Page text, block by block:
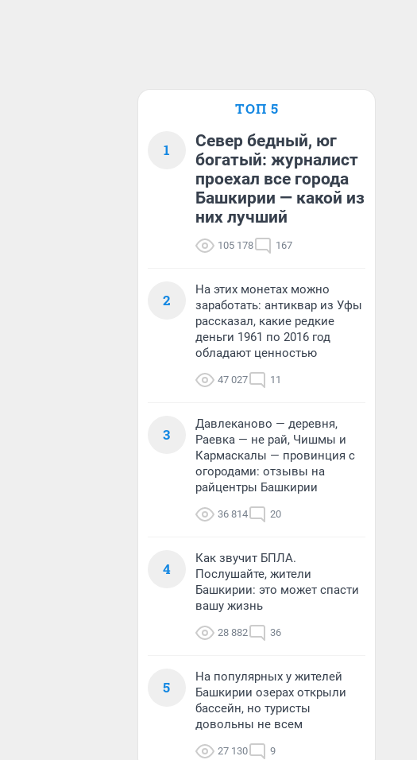
ТОП 5
1
Север бедный, юг
богатый: журналист
проехал все города
Башкирии — какой из
них лучший
105 178 167
2
На этих монетах можно
заработать: антиквар из Уфы
рассказал, какие редкие
деньги 1961 по 2016 год
обладают ценностью
47 027 11
3
Давлеканово — деревня,
Раевка — не рай, Чишмы и
Кармаскалы — провинция с
огородами: отзывы на
райцентры Башкирии
36 814 20
4
Как звучит БПЛА.
Послушайте, жители
Башкирии: это может спасти
вашу жизнь
28 882 36
5
На популярных у жителей
Башкирии озерах открыли
бассейн, но туристы
довольны не всем
27 130 9